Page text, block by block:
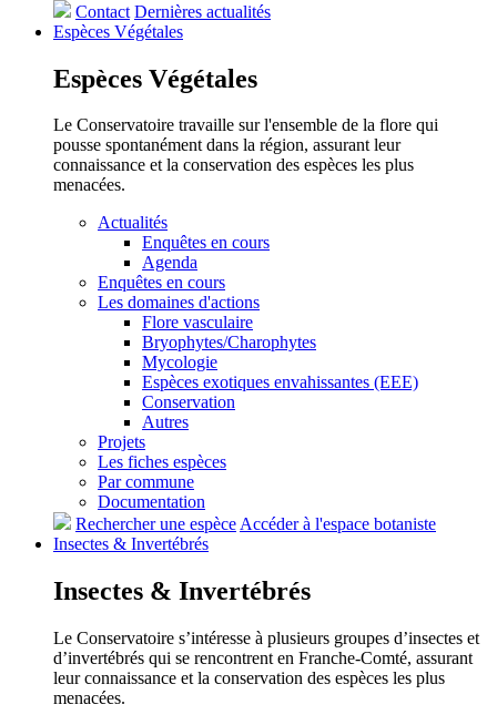
Contact Dernières actualités
Espèces Végétales
Espèces Végétales
Le Conservatoire travaille sur l'ensemble de la flore qui
pousse spontanément dans la région, assurant leur
connaissance et la conservation des espèces les plus
menacées.
Actualités
Enquêtes en cours
Agenda
Enquêtes en cours
Les domaines d'actions
Flore vasculaire
Bryophytes/Charophytes
Mycologie
Espèces exotiques envahissantes (EEE)
Conservation
Autres
Projets
Les fiches espèces
Par commune
Documentation
Rechercher une espèceAccéder à l'espace botaniste
Insectes & Invertébrés
Insectes & Invertébrés
Le Conservatoire s’intéresse à plusieurs groupes d’insectes et
d’invertébrés qui se rencontrent en Franche-Comté, assurant
leur connaissance et la conservation des espèces les plus
menacées.